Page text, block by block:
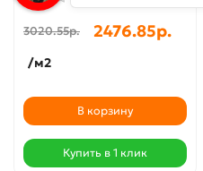
3020.55р. 2476.85р.
/м2
В корзину
Купить в 1 клик